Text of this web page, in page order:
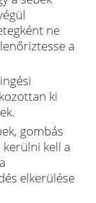
ne
a
ki
gombás
kell a
elkerülése